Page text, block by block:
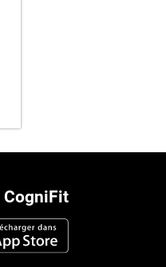
CogniFit